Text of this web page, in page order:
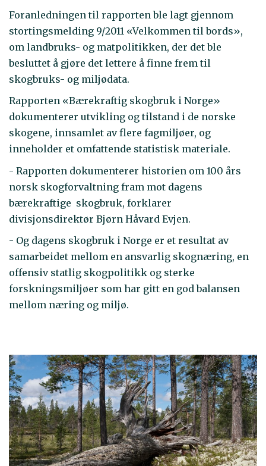
Foranledningen til rapporten ble lagt gjennom
stortingsmelding 9/2011 «Velkommen til bords»,
om landbruks- og matpolitikken, der det ble
besluttet å gjøre det lettere å finne frem til
skogbruks- og miljødata.
Rapporten «Bærekraftig skogbruk i Norge»
dokumenterer utvikling og tilstand i de norske
skogene, innsamlet av flere fagmiljøer, og
inneholder et omfattende statistisk materiale.
- Rapporten dokumenterer historien om 100 års
norsk skogforvaltning fram mot dagens
bærekraftige skogbruk, forklarer
divisjonsdirektør Bjørn Håvard Evjen.
- Og dagens skogbruk i Norge er et resultat av
samarbeidet mellom en ansvarlig skognæring, en
offensiv statlig skogpolitikk og sterke
forskningsmiljøer som har gitt en god balansen
mellom næring og miljø.